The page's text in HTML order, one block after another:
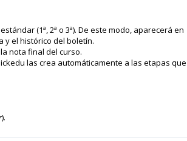
(1ª, 2ª o 3ª). De este modo, aparecerá en
y el histórico del boletín.
nota final del curso.
las crea automáticamente a las etapas que
).